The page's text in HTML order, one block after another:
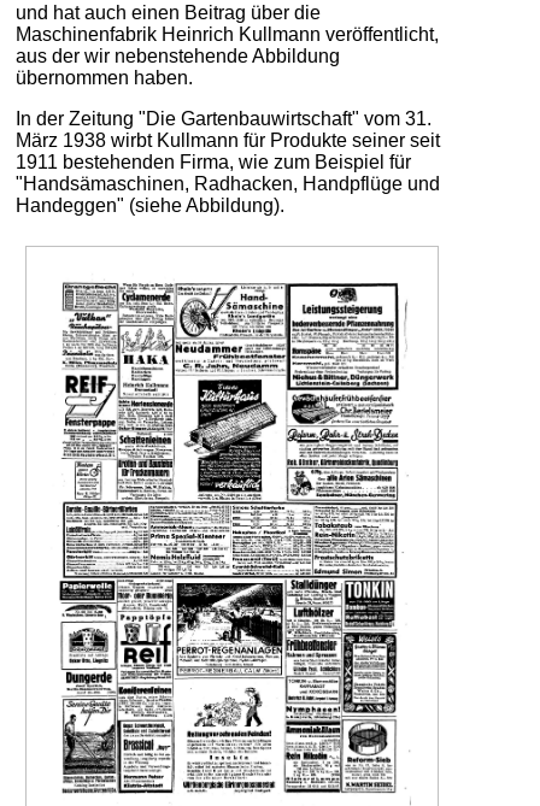
und hat auch einen Beitrag über die
Maschinenfabrik Heinrich Kullmann veröffentlicht,
aus der wir nebenstehende Abbildung
übernommen haben.
In der Zeitung "Die Gartenbauwirtschaft" vom 31.
März 1938 wirbt Kullmann für Produkte seiner seit
1911 bestehenden Firma, wie zum Beispiel für
"Handsämaschinen, Radhacken, Handpflüge und
Handeggen" (siehe Abbildung).